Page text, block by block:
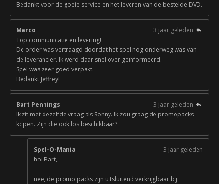
Bedankt voor de goeie service en het leveren van de bestelde DVD.
Marco
3 jaar geleden
Top communicatie en levering!
De order was vertraagd doordat het spel nog onderweg was van
de leverancier. Ik werd daar snel over geïnformeerd.
Spel was zeer goed verpakt.
Bedankt Jeffrey!
Bart Pennings
3 jaar geleden
Ik zit met dezelfde vraag als Sonny. Ik zou graag de promopacks
kopen. Zijn die ook los beschikbaar?
Spel-O-Mania
3 jaar geleden
hoi Bart,
nee, de promo packs zijn uitsluitend verkrijgbaar bij